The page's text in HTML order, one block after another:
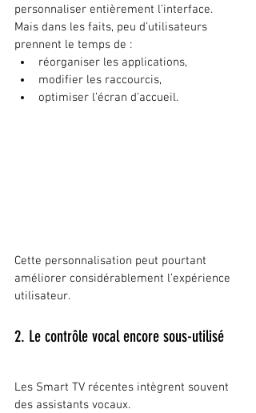
personnaliser entièrement l’interface.
Mais dans les faits, peu d’utilisateurs
prennent le temps de :
réorganiser les applications,
modifier les raccourcis,
optimiser l’écran d’accueil.
Cette personnalisation peut pourtant
améliorer considérablement l’expérience
utilisateur.
2. Le contrôle vocal encore sous-utilisé
Les Smart TV récentes intègrent souvent
des assistants vocaux.